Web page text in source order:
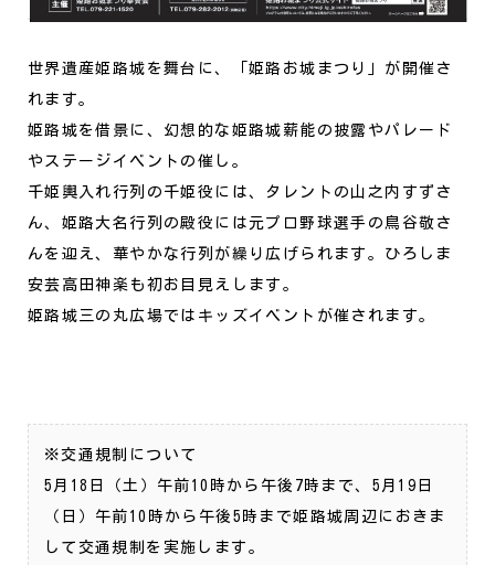
世界遺産姫路城を舞台に、「姫路お城まつり」が開催さ
れます。
姫路城を借景に、幻想的な姫路城薪能の披露やパレード
やステージイベントの催し。
千姫輿入れ行列の千姫役には、タレントの山之内すずさ
ん、姫路大名行列の殿役には元プロ野球選手の鳥谷敬さ
んを迎え、華やかな行列が繰り広げられます。ひろしま
安芸高田神楽も初お目見えします。
姫路城三の丸広場ではキッズイベントが催されます。
※交通規制について
5月18日（土）午前10時から午後7時まで、5月19日
（日）午前10時から午後5時まで姫路城周辺におきま
して交通規制を実施します。